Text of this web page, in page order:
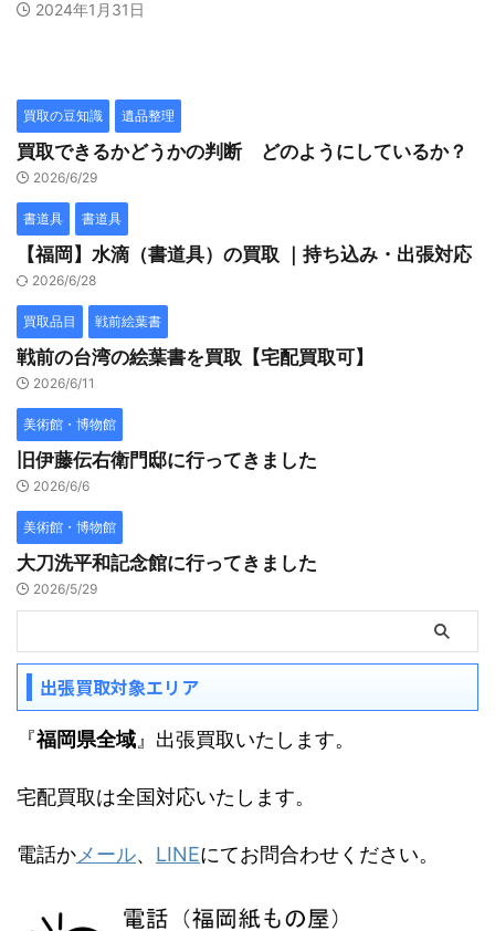
2024年1月31日
買取の豆知識 遺品整理
買取できるかどうかの判断 どのようにしているか？
2026/6/29
書道具 書道具
【福岡】水滴（書道具）の買取 ｜持ち込み・出張対応
2026/6/28
買取品目 戦前絵葉書
戦前の台湾の絵葉書を買取【宅配買取可】
2026/6/11
美術館・博物館
旧伊藤伝右衛門邸に行ってきました
2026/6/6
美術館・博物館
大刀洗平和記念館に行ってきました
2026/5/29
出張買取対象エリア
『福岡県全域 』出張買取いたします。
宅配買取は全国対応いたします。
電話かメール、 LINEにてお問合わせください。